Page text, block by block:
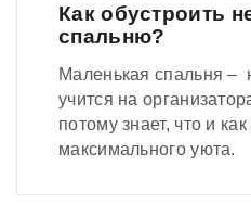
Как обустроить
спальню?
Маленькая спальня –
учится на
потому знает, что и
максимального уюта.